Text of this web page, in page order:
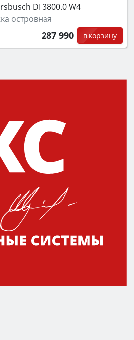
DI 3800.0 W4
островная
287 990 в корзину